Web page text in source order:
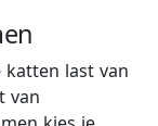
katten last van
van